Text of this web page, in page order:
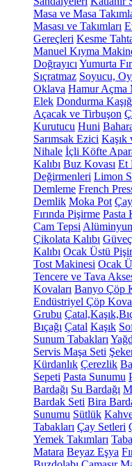
Masa ve Masa
Masası ve Takımları
Gereçleri Kesme
Manuel Kıyma
Doğrayıcı Yumurta
Sıçratmaz Soyucu,
Oklava Hamur Açma
Elek Dondurma
Açacak ve Tirbuşon
Kurutucu Huni
Sarımsak Ezici Kaşık
Nihale İçli Köfte
Kalıbı Buz Kovası Et
Değirmenleri Limon
Demleme French
Demlik Moka Pot
Fırında Pişirme Pasta
Cam Tepsi
Çikolata Kalıbı Güveç
Kalıbı Ocak Üstü
Tost Makinesi Ocak
Tencere ve Tava
Kovaları Banyo Çöp
Endüstriyel Çöp
Grubu
Bıçağı Çatal Kaşık
Sunum Tabakları
Servis Maşa Seti
Kürdanlık Çerezlik
Sepeti Pasta Sunumu
Bardağı Su Bardağı
Bardak Seti Bira
Sunumu Sütlük
Tabakları Çay Setleri
Yemek Takımları
Matara Beyaz Eşya